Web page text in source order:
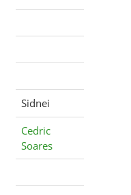
Sidnei
Cedric
Soares